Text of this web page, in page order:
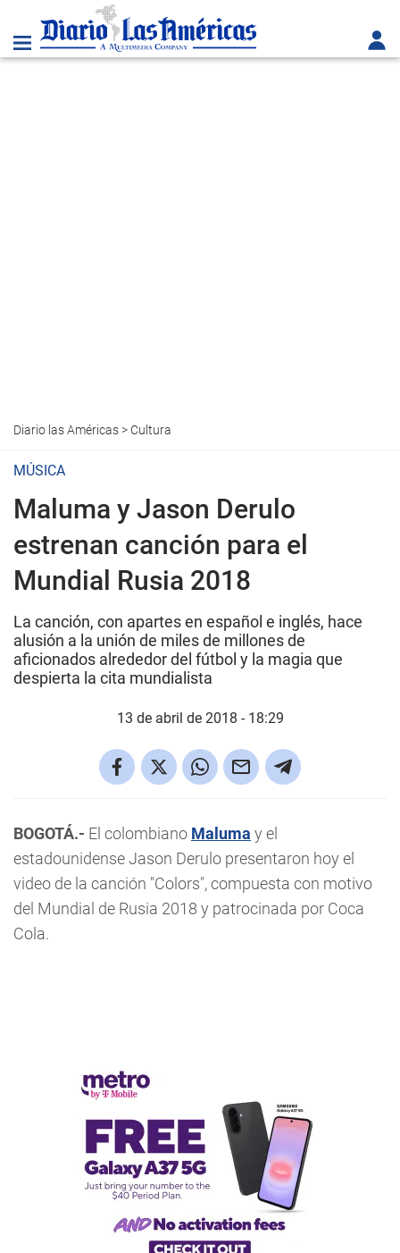
Diario las Américas> Cultura
MÚSICA
Maluma y Jason Derulo
estrenan canción para el
Mundial Rusia 2018
La canción, con apartes en español e inglés, hace
alusión a la unión de miles de millones de
aficionados alrededor del fútbol y la magia que
despierta la cita mundialista
13 de abril de 2018 - 18:29
BOGOTÁ.- El colombiano Maluma y el
estadounidense Jason Derulo presentaron hoy el
video de la canción "Colors", compuesta con motivo
del Mundial de Rusia 2018 y patrocinada por Coca
Cola.